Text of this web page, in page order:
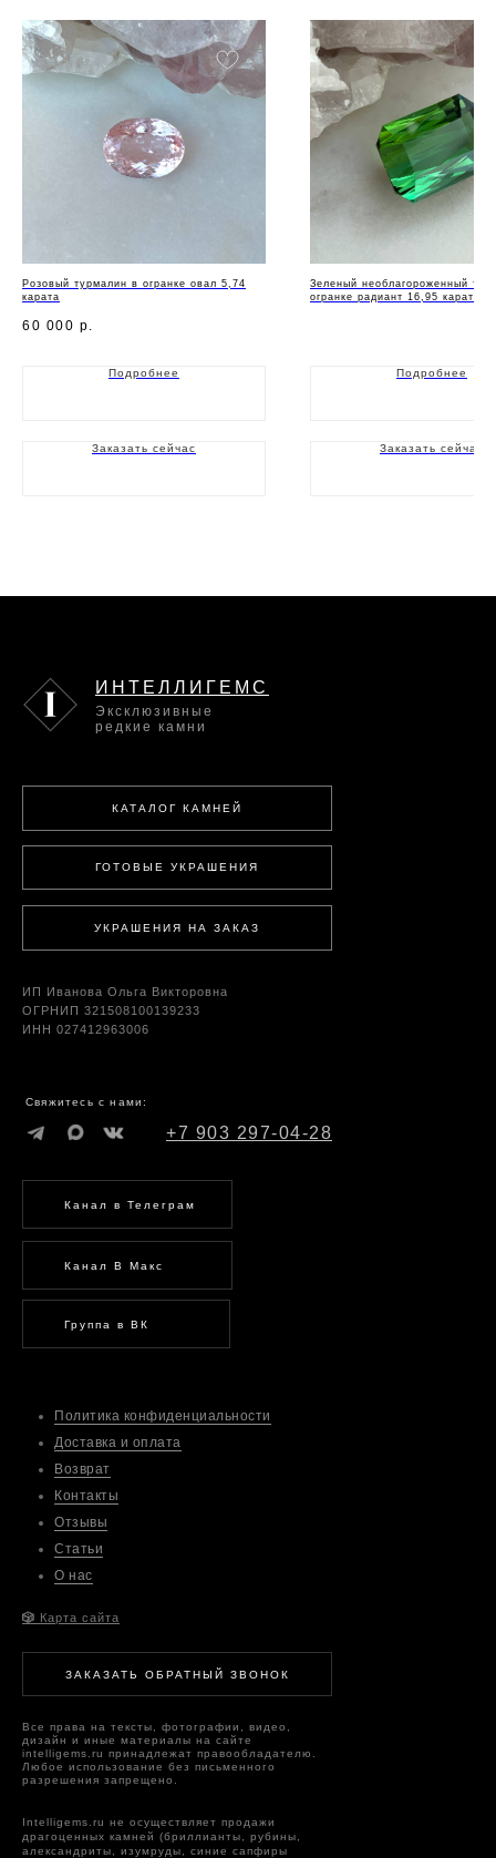
Розовый турмалин в огранке овал 5,74
карата
60 000 р.
Подробнее
Заказать сейчас
Зеленый необлагороженный
огранке радиант 16,95 карата,
Подробнее
Заказать сейчас
ЗАКАЗАТЬ ОБРАТНЫЙ ЗВОНОК
Intelligems.ru не осуществляет продажи
драгоценных камней (бриллианты, рубины,
александриты, изумруды, синие сапфиры
Все права на тексты, фотографии, видео,
дизайн и иные материалы на сайте
intelligems.ru принадлежат правообладателю.
Любое использование без письменного
разрешения запрещено.
КАТАЛОГ КАМНЕЙ
УКРАШЕНИЯ НА ЗАКАЗ
ГОТОВЫЕ УКРАШЕНИЯ
Эксклюзивные
редкие камни
ИНТЕЛЛИГЕМС
Политика конфиденциальности
Доставка и оплата
Возврат
Контакты
Отзывы
Статьи
О нас
+7 903 297-04-28
Канал В Макс
Группа в ВК
Канал в Телеграм
Свяжитесь с нами:
🎲 Карта сайта
ИП Иванова Ольга Викторовна
ОГРНИП 321508100139233
ИНН 027412963006